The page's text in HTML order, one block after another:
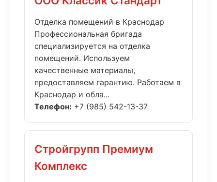
Отделка помещений в Краснодар
Профессиональная бригада
специализируется на отделка
помещений. Используем
качественные материалы,
предоставляем гарантию. Работаем в
Краснодар и обла...
Телефон: +7 (985) 542-13-37
Стройгрупп Премиум
Комплекс